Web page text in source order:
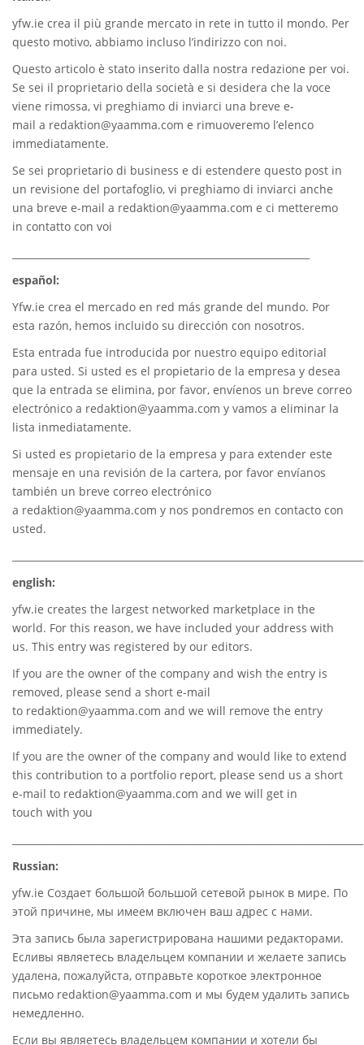
yfw.ie crea il più grande mercato in rete in tutto il mondo. Per
questo motivo, abbiamo incluso l’indirizzo con noi.
Questo articolo è stato inserito dalla nostra redazione per voi.
Se sei il proprietario della società e si desidera che la voce
viene rimossa, vi preghiamo di inviarci una breve e-
mail a redaktion@yaamma.com e rimuoveremo l’elenco
immediatamente.
Se sei proprietario di business e di estendere questo post in
un revisione del portafoglio, vi preghiamo di inviarci anche
una breve e-mail a redaktion@yaamma.com e ci metteremo
in contatto con voi
español:
Yfw.ie crea el mercado en red más grande del mundo. Por
esta razón, hemos incluido su dirección con nosotros.
Esta entrada fue introducida por nuestro equipo editorial
para usted. Si usted es el propietario de la empresa y desea
que la entrada se elimina, por favor, envíenos un breve correo
electrónico a redaktion@yaamma.com y vamos a eliminar la
lista inmediatamente.
Si usted es propietario de la empresa y para extender este
mensaje en una revisión de la cartera, por favor envíanos
también un breve correo electrónico
a redaktion@yaamma.com y nos pondremos en contacto con
usted.
english:
yfw.ie creates the largest networked marketplace in the
world. For this reason, we have included your address with
us. This entry was registered by our editors.
If you are the owner of the company and wish the entry is
removed, please send a short e-mail
to redaktion@yaamma.com and we will remove the entry
immediately.
If you are the owner of the company and would like to extend
this contribution to a portfolio report, please send us a short
e-mail to redaktion@yaamma.com and we will get in
touch with you
Russian:
yfw.ie Создает большой большой сетевой рынок в мире. По
этой причине, мы имеем включен ваш адрес с нами.
Эта запись была зарегистрирована нашими редакторами.
Есливы являетесь владельцем компании и желаете запись
удалена, пожалуйста, отправьте короткое электронное
письмо redaktion@yaamma.com и мы будем удалить запись
немедленно.
Если вы являетесь владельцем компании и хотели бы